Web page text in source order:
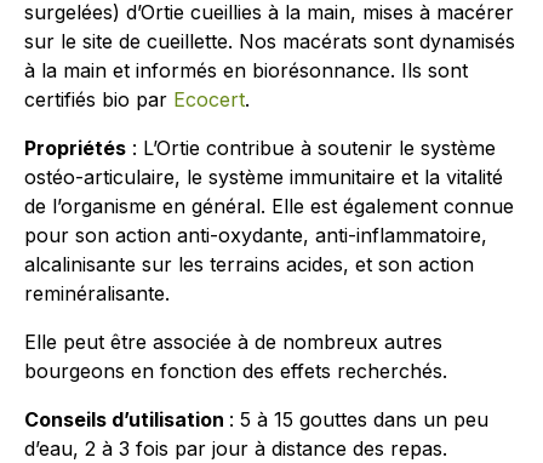
surgelées) d’Ortie cueillies à la main, mises à macérer
sur le site de cueillette. Nos macérats sont dynamisés
à la main et informés en biorésonnance. Ils sont
certifiés bio par Ecocert.
Propriétés : L’Ortie contribue à soutenir le système
ostéo-articulaire, le système immunitaire et la vitalité
de l’organisme en général. Elle est également connue
pour son action anti-oxydante, anti-inflammatoire,
alcalinisante sur les terrains acides, et son action
reminéralisante.
Elle peut être associée à de nombreux autres
bourgeons en fonction des effets recherchés.
Conseils d’utilisation : 5 à 15 gouttes dans un peu
d’eau, 2 à 3 fois par jour à distance des repas.